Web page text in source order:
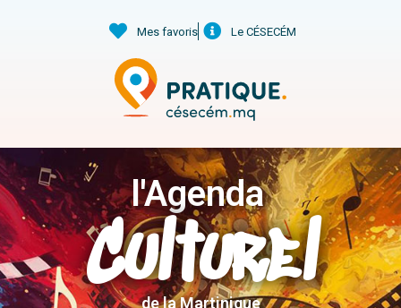
Mes favoris Le CÉSECÉM
l'Agenda
Culturel
de la Martinique